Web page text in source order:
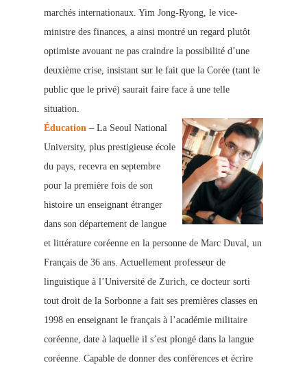
marchés internationaux. Yim Jong-Ryong, le vice-
ministre des finances, a ainsi montré un regard plutôt
optimiste avouant ne pas craindre la possibilité d’une
deuxième crise, insistant sur le fait que la Corée (tant le
public que le privé) saurait faire face à une telle
situation.
Éducation – La Seoul National
University, plus prestigieuse école
du pays, recevra en septembre
pour la première fois de son
histoire un enseignant étranger
dans son département de langue
et littérature coréenne en la personne de Marc Duval, un
Français de 36 ans. Actuellement professeur de
linguistique à l’Université de Zurich, ce docteur sorti
tout droit de la Sorbonne a fait ses premières classes en
1998 en enseignant le français à l’académie militaire
coréenne, date à laquelle il s’est plongé dans la langue
coréenne. Capable de donner des conférences et écrire